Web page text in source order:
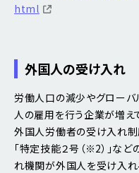
html
外国人の受け入れ
労働人口の減少やグローバ
人の雇用を行う企業が増え
外国人労働者の受け入れ制
「特定技能２号（※2）」な
れ機関が外国人を受け入